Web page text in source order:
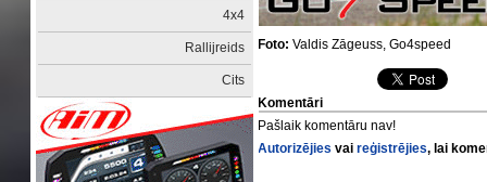
4x4
Rallijreids
Cits
Foto: Valdis Zāgeuss, Go4speed
Komentāri
Pašlaik komentāru nav!
Autorizējies vaireģistrējies, lai